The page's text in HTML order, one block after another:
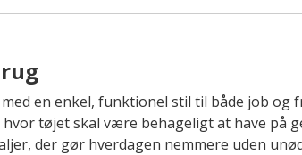
en enkel, funktionel stil til både job og
tøjet skal være behageligt at have på
der gør hverdagen nemmere uden